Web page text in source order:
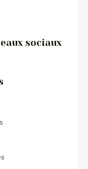
sociaux